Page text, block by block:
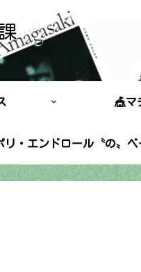
🎪マ
リ・エンドロール〝の〟ベ